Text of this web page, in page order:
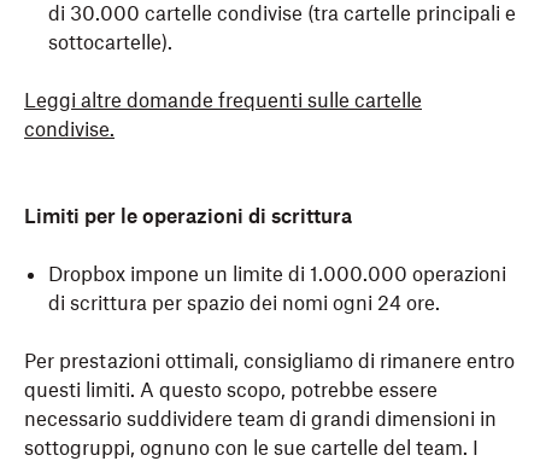
di 30.000 cartelle condivise (tra cartelle principali e
sottocartelle).
Leggi altre domande frequenti sulle cartelle
condivise.
Limiti per le operazioni di scrittura
Dropbox impone un limite di 1.000.000 operazioni
di scrittura per spazio dei nomi ogni 24 ore.
Per prestazioni ottimali, consigliamo di rimanere entro
questi limiti. A questo scopo, potrebbe essere
necessario suddividere team di grandi dimensioni in
sottogruppi, ognuno con le sue cartelle del team. I